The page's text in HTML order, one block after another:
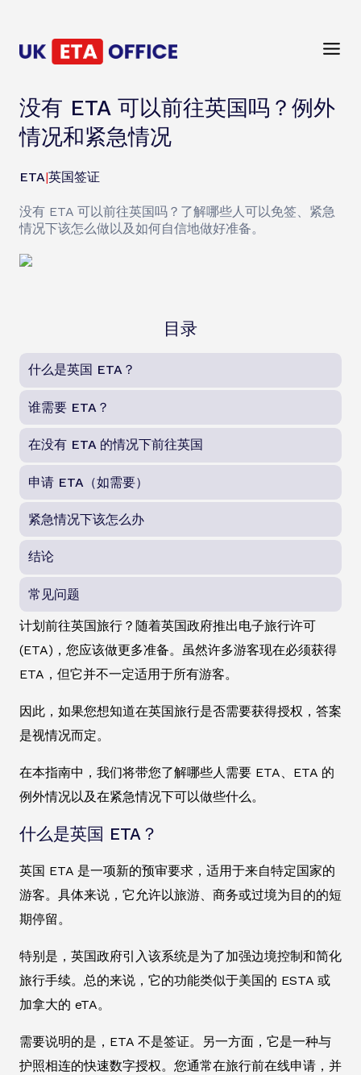
没有 ETA 可以前往英国吗？例外
情况和紧急情况
ETA|英国签证
没有 ETA 可以前往英国吗？了解哪些人可以免签、紧急
情况下该怎么做以及如何自信地做好准备。
目录
什么是英国 ETA？
谁需要 ETA？
在没有 ETA 的情况下前往英国
申请 ETA（如需要）
紧急情况下该怎么办
结论
常见问题
计划前往英国旅行？随着英国政府推出电子旅行许可
(ETA)，您应该做更多准备。虽然许多游客现在必须获得
ETA，但它并不一定适用于所有游客。
因此，如果您想知道在英国旅行是否需要获得授权，答案
是视情况而定。
在本指南中，我们将带您了解哪些人需要 ETA、ETA 的
例外情况以及在紧急情况下可以做些什么。
什么是英国 ETA？
英国 ETA 是一项新的预审要求，适用于来自特定国家的
游客。具体来说，它允许以旅游、商务或过境为目的的短
期停留。
特别是，英国政府引入该系统是为了加强边境控制和简化
旅行手续。总的来说，它的功能类似于美国的 ESTA 或
加拿大的 eTA。
需要说明的是，ETA 不是签证。另一方面，它是一种与
护照相连的快速数字授权。您通常在旅行前在线申请，并